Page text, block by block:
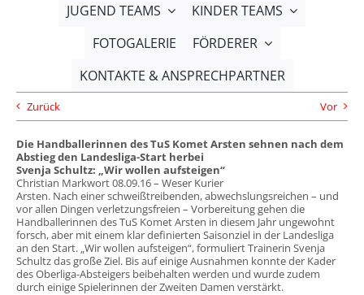
JUGEND TEAMS
KINDER TEAMS
FOTOGALERIE
FÖRDERER
KONTAKTE & ANSPRECHPARTNER
Zurück Vor
Die Handballerinnen des TuS Komet Arsten sehnen nach dem
Abstieg den Landesliga-Start herbei
Svenja Schultz: „Wir wollen aufsteigen“
Christian Markwort 08.09.16 – Weser Kurier
Arsten. Nach einer schweißtreibenden, abwechslungsreichen – und
vor allen Dingen verletzungsfreien – Vorbereitung gehen die
Handballerinnen des TuS Komet Arsten in diesem Jahr ungewohnt
forsch, aber mit einem klar definierten Saisonziel in der Landesliga
an den Start. „Wir wollen aufsteigen“, formuliert Trainerin Svenja
Schultz das große Ziel. Bis auf einige Ausnahmen konnte der Kader
des Oberliga-Absteigers beibehalten werden und wurde zudem
durch einige Spielerinnen der Zweiten Damen verstärkt.